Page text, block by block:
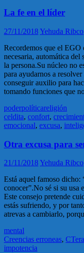
La fe en el líder
27/11/2018Yehuda Ribco
Recordemos que el EGO
necesaria, automática
la persona.Su núcleo no
para ayudarnos a
conseguir auxilio para
tomando funciones que
poderpolíticareligión
celdita, confort,
emocional, excusa,
Otra excusa para
21/11/2018Yehuda Ribco
Está aquel famoso
conocer”.No sé si su usa
Este consejo pretende
estás sufriendo, y por
atrevas a cambiarlo,
mental
Creencias erroneas,
impotencia